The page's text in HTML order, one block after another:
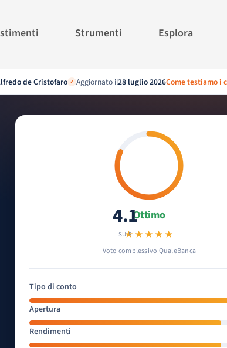
Strumenti Esplora
de Cristofaro ✓ Aggiornato il28 luglio 2026Come testiamo i
4.1
SU 5
Ottimo
★★★★★
Voto 4.1 su 5
Voto complessivo QualeBanca
Tipo di conto
Apertura
Rendimenti